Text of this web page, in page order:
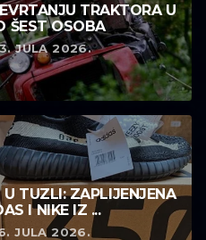
TRAKTORA U
ŠEST OSOBA
JULA 2026.
TUZLI: ZAPLIJENJENA
I NIKE IZ ...
JULA 2026.